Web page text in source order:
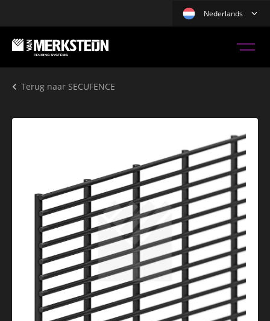
Nederlands
Terug naar SECUFENCE